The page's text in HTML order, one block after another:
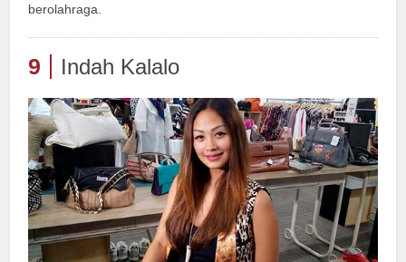
berolahraga.
9 Indah Kalalo